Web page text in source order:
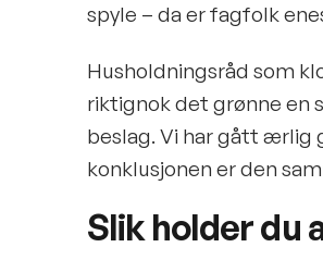
spyle – da er fagfolk
Husholdningsråd som
riktignok det grønne en
beslag. Vi har gått ærlig
konklusjonen er den
Slik holder du